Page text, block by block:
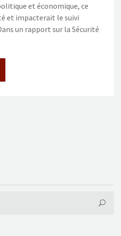
et économique, ce
et impacterait le suivi
un rapport sur la Sécurité